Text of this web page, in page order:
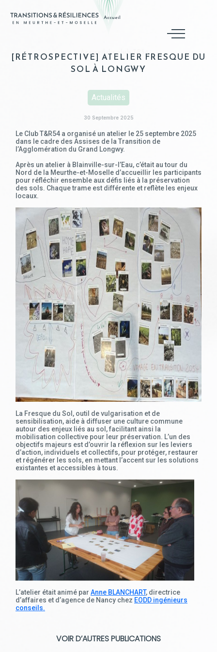
Accueil du club TR54
Accueil
[RÉTROSPECTIVE] ATELIER FRESQUE DU
SOL À LONGWY
Actualités
30 Septembre 2025
Le Club T&R54 a organisé un atelier le 25 septembre 2025
dans le cadre des Assises de la Transition de
l’Agglomération du Grand Longwy.
Après un atelier à Blainville-sur-l’Eau, c’était au tour du
Nord de la Meurthe-et-Moselle d’accueillir les participants
pour réfléchir ensemble aux défis liés à la préservation
des sols. Chaque trame est différente et reflète les enjeux
locaux.
La Fresque du Sol, outil de vulgarisation et de
sensibilisation, aide à diffuser une culture commune
autour des enjeux liés au sol, facilitant ainsi la
mobilisation collective pour leur préservation. L’un des
objectifs majeurs est d’ouvrir la réflexion sur les leviers
d’action, individuels et collectifs, pour protéger, restaurer
et régénérer les sols, en mettant l’accent sur les solutions
existantes et accessibles à tous.
L’atelier était animé par Anne BLANCHART, directrice
d’affaires et d’agence de Nancy chez EODD ingénieurs
conseils.
VOIR D’AUTRES PUBLICATIONS